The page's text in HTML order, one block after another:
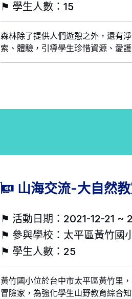
⚑ 學生人數：15
森林除了提供人們遊憩之外，還有
索、體驗，引導學生珍惜資源、愛
山海交流-大自然
⚑ 活動日期：2021-12-21 ~
⚑ 參與學校：太平區黃竹國
⚑ 學生人數：25
黃竹國小位於台中市太平區黃竹里
冒險家，為強化學生山野教育綜合